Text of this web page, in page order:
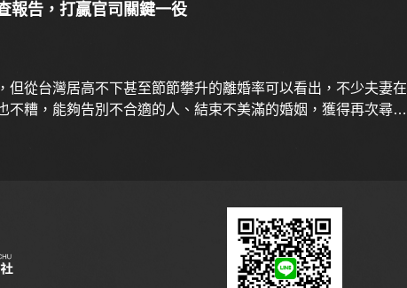
報告，打贏官司關鍵一役
但從台灣居高不下甚至節節攀升的離婚率可以看出，不少夫妻在
不糟，能夠告別不合適的人、結束不美滿的婚姻，獲得再次尋找
尤其是人與人之間的糾紛，由於僅涉及私人利益，在法律上歸類
得警方協助，仍得自食其力，靠自己調查。
題的辦法